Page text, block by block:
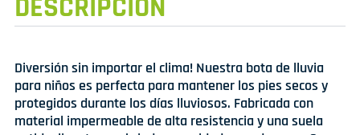
DESCRIPCIÓN
Diversión sin importar el clima! Nuestra bota de lluvia
para niños es perfecta para mantener los pies secos y
protegidos durante los días lluviosos. Fabricada con
material impermeable de alta resistencia y una suela